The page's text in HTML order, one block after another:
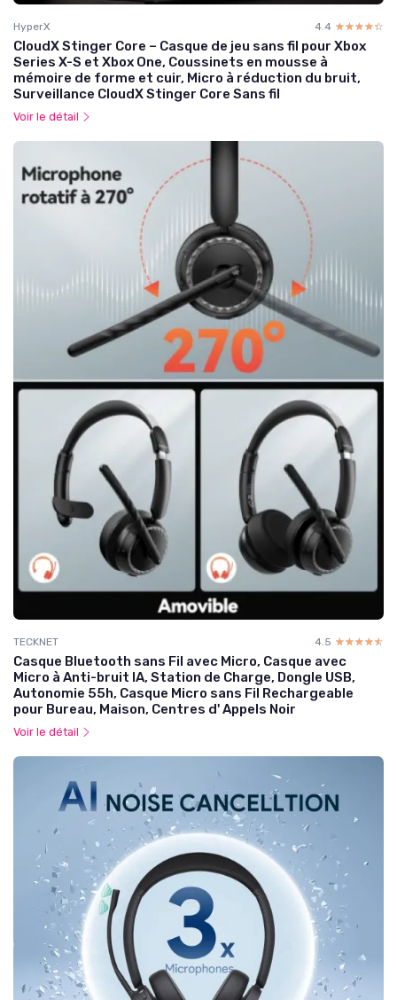
HyperX 4.4 ☆☆☆☆☆
★★★★★
CloudX Stinger Core – Casque de jeu sans fil pour Xbox
Series X-S et Xbox One, Coussinets en mousse à
mémoire de forme et cuir, Micro à réduction du bruit,
Surveillance CloudX Stinger Core Sans fil
Voir le détail
TECKNET 4.5 ☆☆☆☆☆
★★★★★
Casque Bluetooth sans Fil avec Micro, Casque avec
Micro à Anti-bruit IA, Station de Charge, Dongle USB,
Autonomie 55h, Casque Micro sans Fil Rechargeable
pour Bureau, Maison, Centres d' Appels Noir
Voir le détail